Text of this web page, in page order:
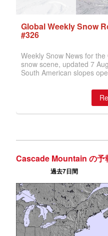
Cascade Mountain の予
過去7日間